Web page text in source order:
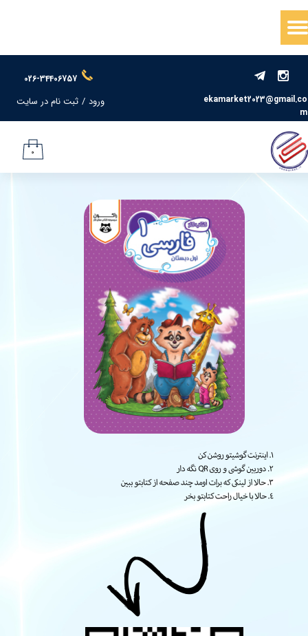
026-34406757
ekamarket2023@gmail.co
m
ورود / ثبت نام در سایت
حساب کاربری من
سفارشات
خروج از حساب کاربری
۰